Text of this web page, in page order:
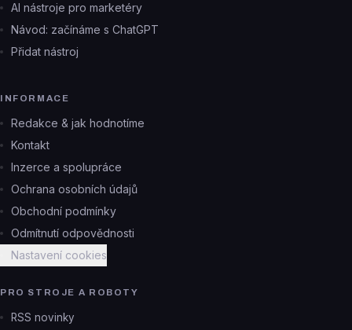
AI nástroje pro marketéry
Návod: začínáme s ChatGPT
Přidat nástroj
INFORMACE
Redakce & jak hodnotíme
Kontakt
Inzerce a spolupráce
Ochrana osobních údajů
Obchodní podmínky
Odmítnutí odpovědnosti
Nastavení cookies
PRO STROJE A ROBOTY
RSS novinky